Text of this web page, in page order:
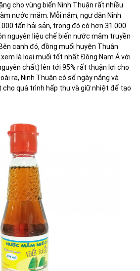
cho vùng biển Ninh Thuận rất nhiều
nước mắm. Mỗi năm, ngư dân Ninh
tấn hải sản, trong đó có hơn 31.000
nguyên liệu chế biến nước mắm truyền
cạnh đó, đồng muối huyện Thuận
là loại muối tốt nhất Đông Nam Á với
chất) lên tới 95% rất thuận lợi cho
ra, Ninh Thuận có số ngày nắng và
quá trình hấp thụ và giữ nhiệt để tạo